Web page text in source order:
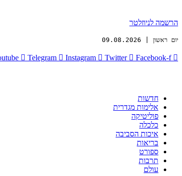
הרשמה לניוזלטר
יום ראשון | 09.08.2026
Telegram Instagram Twitter Facebook-f
חדשות
אלימות מגדרית
פוליטיקה
כלכלה
איכות הסביבה
בריאות
ספורט
תרבות
עולם